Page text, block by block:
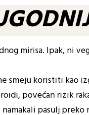
mirisa. Ipak, ni
smeju koristiti kao
povećan rizik
pasulj preko